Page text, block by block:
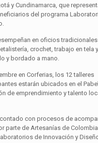
y Cundinamarca, que
del programa
en oficios
crochet, trabajo en tela
y bordado a mano.
en Corferias, los 12 talleres
estarán ubicados en el
de emprendimiento y talento
con procesos de
parte de Artesanías de
de Innovación y